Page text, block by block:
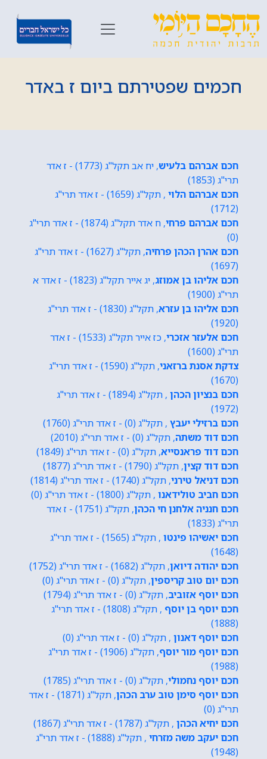
חכמים שפטירתם ביום ז באדר
חכם אברהם בלעיש
, יח אב תקל"ג (1773) - ז אדר
תרי"ג (1853)
חכם אברהם הלוי
, תקל"ג (1659) - ז אדר תרי"ג
(1712)
חכם אברהם פרחי
, ח אדר תקל"ג (1874) - ז אדר תרי"ג
(0)
חכם אהרן הכהן פרחיה
, תקל"ג (1627) - ז אדר תרי"ג
(1697)
חכם אליהו בן אמוזג
, יג אייר תקל"ג (1823) - ז אדר א
תרי"ג (1900)
חכם אליהו בן עזרא
, תקל"ג (1830) - ז אדר תרי"ג
(1920)
חכם אלעזר אזכרי
, כז אייר תקל"ג (1533) - ז אדר
תרי"ג (1600)
צדקת אסנת ברזאני
, תקל"ג (1590) - ז אדר תרי"ג
(1670)
חכם בנציון הכהן
, תקל"ג (1894) - ז אדר תרי"ג
(1972)
חכם ברזילי יעבץ , תקל"ג (0) - ז אדר תרי"ג (1760)
חכם דוד משתה, תקל"ג (0) - ז אדר תרי"ג (2010)
חכם דוד פראנסייא, תקל"ג (0) - ז אדר תרי"ג (1849)
חכם דוד קצין, תקל"ג (1790) - ז אדר תרי"ג (1877)
חכם דניאל טירני, תקל"ג (1740) - ז אדר תרי"ג (1814)
חכם חביב טולידאנו , תקל"ג (1800) - ז אדר תרי"ג (0)
חכם חנניה אלחנן חי הכהן
, תקל"ג (1751) - ז אדר
תרי"ג (1833)
חכם יאשיהו פינטו
, תקל"ג (1565) - ז אדר תרי"ג
(1648)
חכם יהודה דיואן, תקל"ג (1682) - ז אדר תרי"ג (1752)
חכם יום טוב קריספין, תקל"ג (0) - ז אדר תרי"ג (0)
חכם יוסף אזוביב, תקל"ג (0) - ז אדר תרי"ג (1794)
חכם יוסף בן יוסף
, תקל"ג (1808) - ז אדר תרי"ג
(1888)
חכם יוסף דאנון , תקל"ג (0) - ז אדר תרי"ג (0)
חכם יוסף מור יוסף
, תקל"ג (1906) - ז אדר תרי"ג
(1988)
חכם יוסף נחמולי, תקל"ג (0) - ז אדר תרי"ג (1785)
חכם יוסף סימן טוב ערב הכהן
, תקל"ג (1871) - ז אדר
תרי"ג (0)
חכם יחיא הכהן , תקל"ג (1787) - ז אדר תרי"ג (1867)
חכם יעקב משה מזרחי
, תקל"ג (1888) - ז אדר תרי"ג
(1948)